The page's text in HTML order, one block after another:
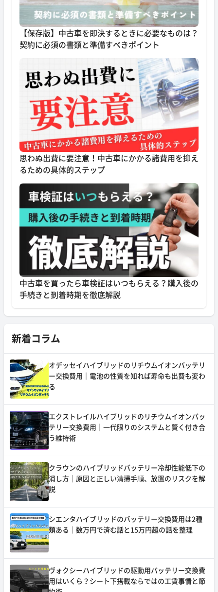
【保存版】中古車を即決するときに必要なものは？
契約に必須の書類と準備すべきポイント
思わぬ出費に要注意！中古車にかかる諸費用を抑え
るための具体的ステップ
中古車を買ったら車検証はいつもらえる？購入後の
手続きと到着時期を徹底解説
新着コラム
オデッセイハイブリッドのリチウムイオンバッテリ
ー交換費用｜電池の性質を知れば寿命も出費も変わ
る
エクストレイルハイブリッドのリチウムイオンバッ
テリー交換費用｜一代限りのシステムと賢く付き合
う維持術
クラウンのハイブリッドバッテリー冷却性能低下の
消し方｜原因と正しい清掃手順、放置のリスクを解
説
シエンタハイブリッドのバッテリー交換費用は2種
類ある｜数万円で済む話と15万円超の話を整理
ヴォクシーハイブリッドの駆動用バッテリー交換費
用はいくら？シート下搭載ならではの工賃事情と節